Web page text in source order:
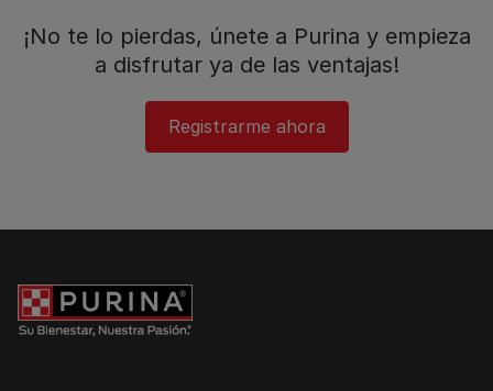
¡No te lo pierdas, únete a Purina y empieza
a disfrutar ya de las ventajas!​
Registrarme ahora​